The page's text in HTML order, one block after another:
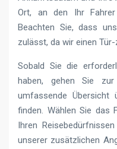
Ort, an den Ihr
Beachten Sie, dass
zulässt, da wir einen
Sobald Sie die
haben, gehen Sie
umfassende Übersicht
finden. Wählen Sie das
Ihren
unserer zusätzlichen